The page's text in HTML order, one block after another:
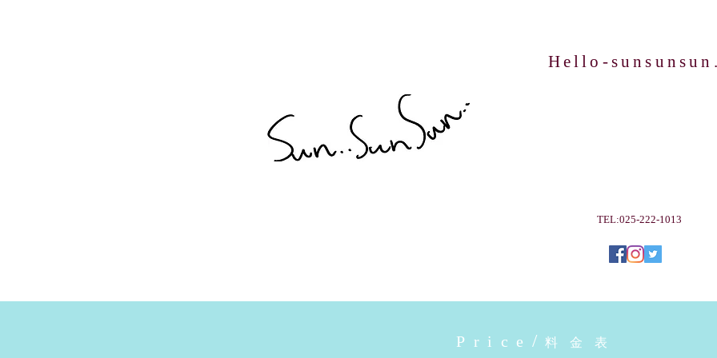
Hello-
TEL:025-222-1013
Price / 料金表